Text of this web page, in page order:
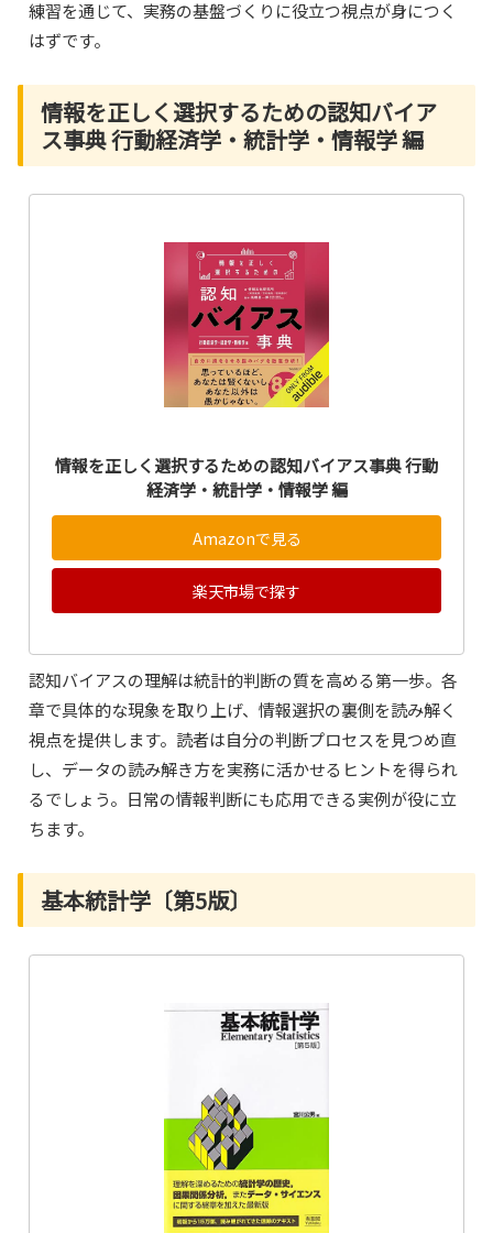
練習を通じて、実務の基盤づくりに役立つ視点が身につく
はずです。
情報を正しく選択するための認知バイア
ス事典 行動経済学・統計学・情報学 編
情報を正しく選択するための認知バイアス事典 行動
経済学・統計学・情報学 編
Amazonで見る
楽天市場で探す
認知バイアスの理解は統計的判断の質を高める第一歩。各
章で具体的な現象を取り上げ、情報選択の裏側を読み解く
視点を提供します。読者は自分の判断プロセスを見つめ直
し、データの読み解き方を実務に活かせるヒントを得られ
るでしょう。日常の情報判断にも応用できる実例が役に立
ちます。
基本統計学〔第5版〕